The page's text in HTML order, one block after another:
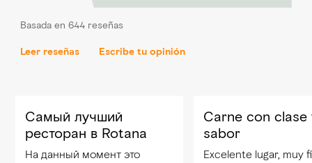
Basada en 644 reseñas
Leer reseñas Escribe tu opinión
Самый лучший
ресторан в Rotana
На данный момент это
Carne con clase
sabor
Excelente lugar, muy